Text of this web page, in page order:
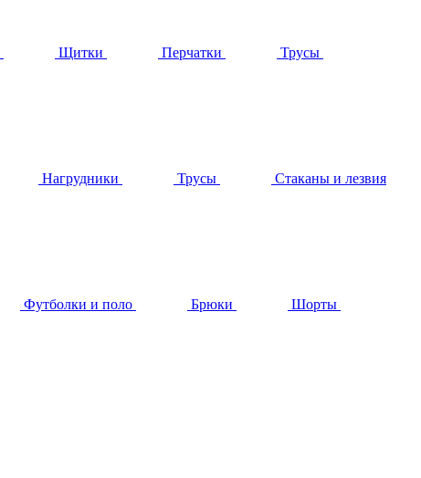
Щитки Перчатки Трусы
Нагрудники Трусы Стаканы и лезвия
Футболки и поло Брюки
Шорты